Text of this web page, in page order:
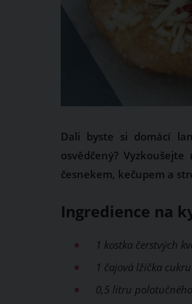
Dali byste si domácí
osvědčený?
česnekem, kečupem a
Ingredience na
1 kostka čerstvých
1 čajová lžička
0,5 litru